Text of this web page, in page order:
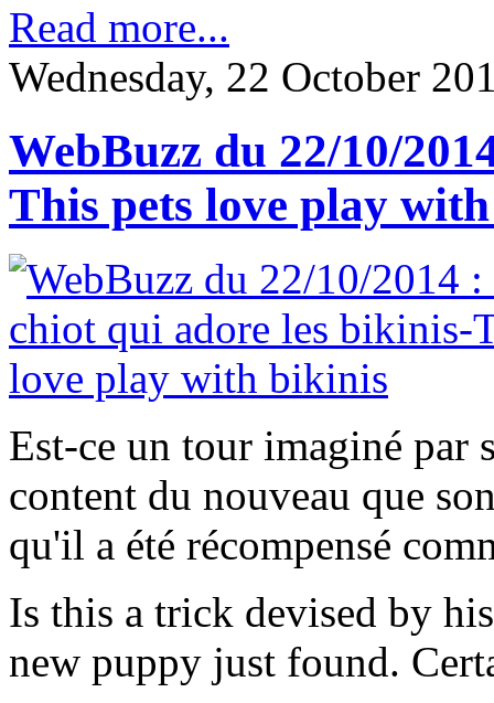
Read more...
Wednesday, 22 October
WebBuzz du 22/10/
This pets love play
Est-ce un tour imaginé par
content du nouveau que
qu'il a été récompensé
Is this a trick devised by
new puppy just found.